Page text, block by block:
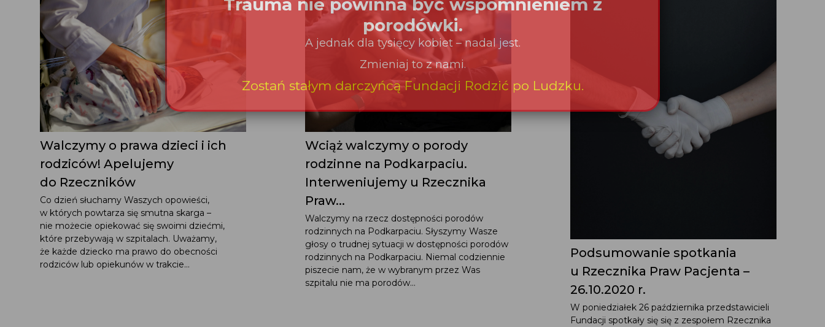
Walczymy o prawa dzieci i ich
rodziców! Apelujemy
do Rzeczników
Co dzień słuchamy Waszych opowieści,
w których powtarza się smutna skarga –
nie możecie opiekować się swoimi dziećmi,
które przebywają w szpitalach. Uważamy,
że każde dziecko ma prawo do obecności
rodziców lub opiekunów w trakcie...
Wciąż walczymy o porody
rodzinne na Podkarpaciu.
Interweniujemy u Rzecznika
Praw...
Walczymy na rzecz dostępności porodów
rodzinnych na Podkarpaciu. Słyszymy Wasze
głosy o trudnej sytuacji w dostępności porodów
rodzinnych na Podkarpaciu. Niemal codziennie
piszecie nam, że w wybranym przez Was
szpitalu nie ma porodów...
Podsumowanie spotkania
u Rzecznika Praw Pacjenta –
26.10.2020 r.
W poniedziałek 26 października przedstawicieli
Fundacji spotkały się się z zespołem Rzecznika